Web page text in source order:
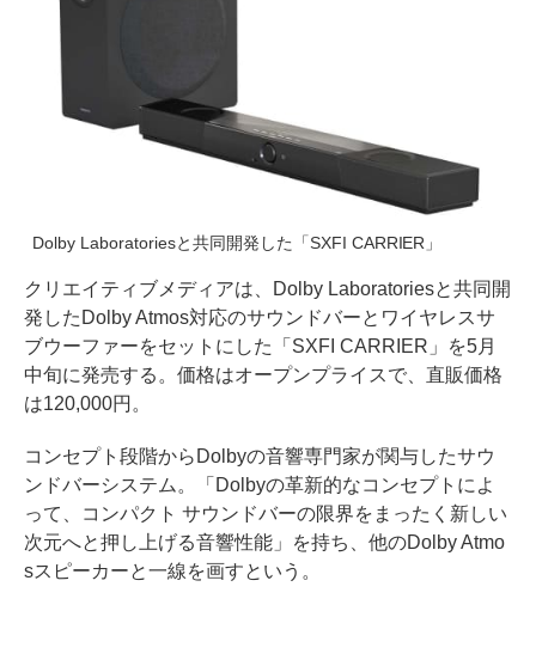
Dolby Laboratoriesと共同開発した「SXFI CARRIER」
クリエイティブメディアは、Dolby Laboratoriesと共同開
発したDolby Atmos対応のサウンドバーとワイヤレスサ
ブウーファーをセットにした「SXFI CARRIER」を5月
中旬に発売する。価格はオープンプライスで、直販価格
は120,000円。
コンセプト段階からDolbyの音響専門家が関与したサウ
ンドバーシステム。「Dolbyの革新的なコンセプトによ
って、コンパクト サウンドバーの限界をまったく新しい
次元へと押し上げる音響性能」を持ち、他のDolby Atmo
sスピーカーと一線を画すという。